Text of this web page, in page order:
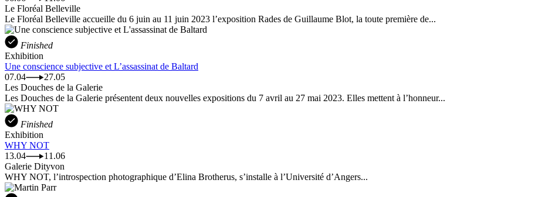
Le Floréal Belleville
Le Floréal Belleville accueille du 6 juin au 11 juin 2023 l’exposition Rades de Guillaume Blot, la toute première de...
Finished
Exhibition
Une conscience subjective et L’assassinat de Baltard
07.04
27.05
Les Douches de la Galerie
Les Douches de la Galerie présentent deux nouvelles expositions du 7 avril au 27 mai 2023. Elles mettent à l’honneur...
Finished
Exhibition
WHY NOT
13.04
11.06
Galerie Dityvon
WHY NOT, l’introspection photographique d’Elina Brotherus, s’installe à l’Université d’Angers...